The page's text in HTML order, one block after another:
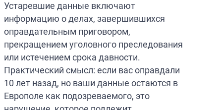
Устаревшие данные включают
информацию о делах, завершившихся
оправдательным приговором,
прекращением уголовного преследования
или истечением срока давности.
Практический смысл: если вас оправдали
10 лет назад, но ваши данные остаются в
Европоле как подозреваемого, это